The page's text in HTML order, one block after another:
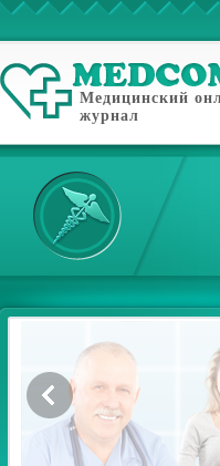
Медицинский
журнал